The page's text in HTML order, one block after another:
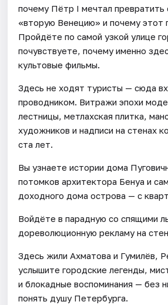
почему Пётр I мечтал превратить
«вторую Венецию» и почему этот
Пройдёте по самой узкой улице
почувствуете, почему именно
культовые фильмы.
Здесь не ходят туристы — сюда
проводником. Витражи эпохи
лестницы, метлахская плитка,
художников и надписи на стенах
ста лет.
Вы узнаете истории дома
потомков архитектора Бенуа и
доходного дома острова — с
Войдёте в парадную со спящими
дореволюционную рекламу на
Здесь жили Ахматова и Гумилёв,
услышите городские легенды,
и блокадные воспоминания — без
понять душу Петербурга.